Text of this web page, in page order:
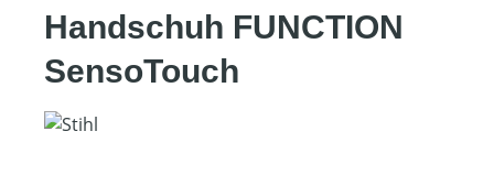
Handschuh FUNCTION
SensoTouch